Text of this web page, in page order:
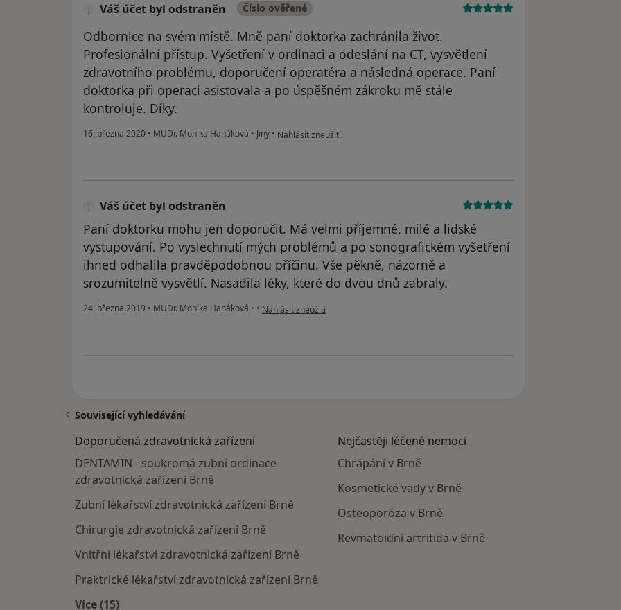
Váš účet byl odstraněn Číslo ověřené
Odbornice na svém místě. Mně paní doktorka zachránila život.
Profesionální přístup. Vyšetření v ordinaci a odeslání na CT, vysvětlení
zdravotního problému, doporučení operatéra a následná operace. Paní
doktorka při operaci asistovala a po úspěšném zákroku mě stále
kontroluje. Díky.
16. března 2020 • MUDr. Monika Hanáková • Jiný • podle názoru uživatele Váš účet byl odstraněn
Nahlásit zneužití
Váš účet byl odstraněn
Paní doktorku mohu jen doporučit. Má velmi příjemné, milé a lidské
vystupování. Po vyslechnutí mých problémů a po sonografickém vyšetření
ihned odhalila pravděpodobnou příčinu. Vše pěkně, názorně a
srozumitelně vysvětlí. Nasadila léky, které do dvou dnů zabraly.
24. března 2019 • MUDr. Monika Hanáková • • podle názoru uživatele Váš účet byl odstraněn
Nahlásit zneužití
Související vyhledávání
Doporučená zdravotnická zařízení
DENTAMIN - soukromá zubní ordinace
zdravotnická zařízení Brně
Zubní lékařství zdravotnická zařízení Brně
Chirurgie zdravotnická zařízení Brně
Vnitřní lékařství zdravotnická zařízení Brně
Praktrické lékařství zdravotnická zařízení Brně
Více (15)
Nejčastěji léčené nemoci
Chrápání v Brně
Kosmetické vady v Brně
Osteoporóza v Brně
Revmatoidní artritida v Brně